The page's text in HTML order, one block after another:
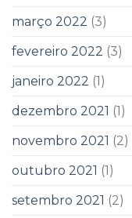
março 2022 (3)
fevereiro 2022 (3)
janeiro 2022 (1)
dezembro 2021 (1)
novembro 2021 (2)
outubro 2021 (1)
setembro 2021 (2)